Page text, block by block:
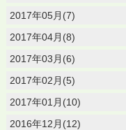
2017年05月(7)
2017年04月(8)
2017年03月(6)
2017年02月(5)
2017年01月(10)
2016年12月(12)